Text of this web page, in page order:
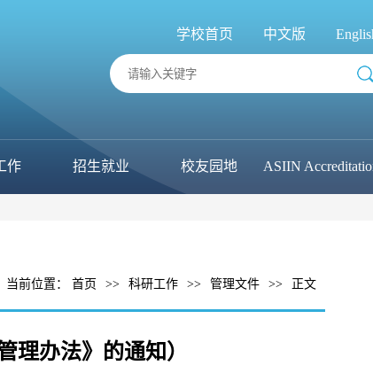
学校首页 中文版
作 招生就业 校友园地 ASIIN
当前位置： 首页 >> 科研工作 >> 管理文件 >> 正文
理办法》的通知）